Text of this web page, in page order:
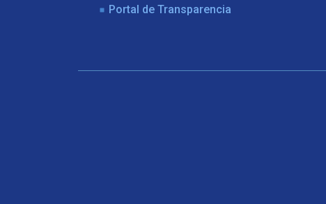
Portal de Transparencia